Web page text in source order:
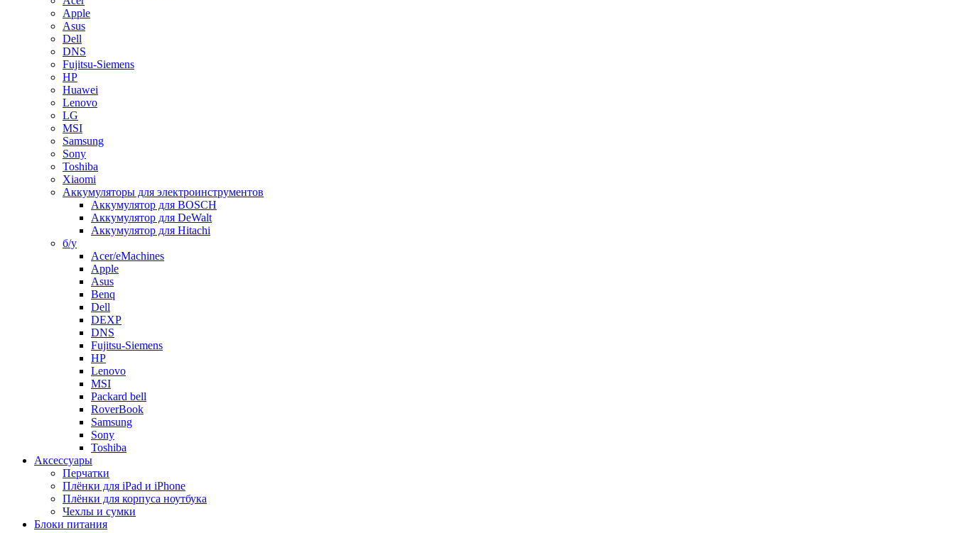
Apple
Asus
Dell
DNS
Fujitsu-Siemens
HP
Huawei
Lenovo
LG
MSI
Samsung
Sony
Toshiba
Xiaomi
Аккумуляторы для электроинструментов
Аккумулятор для BOSCH
Аккумулятор для DeWalt
Аккумулятор для Hitachi
б/у
Acer/eMachines
Apple
Asus
Benq
Dell
DEXP
DNS
Fujitsu-Siemens
HP
Lenovo
MSI
Packard bell
RoverBook
Samsung
Sony
Toshiba
Аксессуары
Перчатки
Плёнки для iPad и iPhone
Плёнки для корпуса ноутбука
Чехлы и сумки
Блоки питания